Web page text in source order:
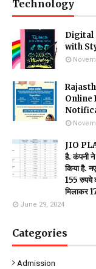
Technology
Digital
with
Online
JIO
है. कंपनी
किया है.
155 रुपये
मिलाकर
June 29, 2024
Categories
Admission